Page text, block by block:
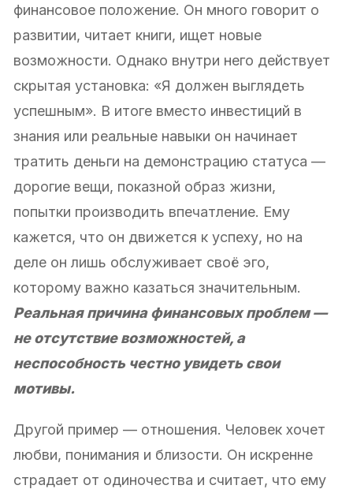
финансовое положение. Он много говорит о
развитии, читает книги, ищет новые
возможности. Однако внутри него действует
скрытая установка: «Я должен выглядеть
успешным». В итоге вместо инвестиций в
знания или реальные навыки он начинает
тратить деньги на демонстрацию статуса —
дорогие вещи, показной образ жизни,
попытки производить впечатление. Ему
кажется, что он движется к успеху, но на
деле он лишь обслуживает своё эго,
которому важно казаться значительным.
Реальная причина финансовых проблем —
не отсутствие возможностей, а
неспособность честно увидеть свои
мотивы.
Другой пример — отношения. Человек хочет
любви, понимания и близости. Он искренне
страдает от одиночества и считает, что ему